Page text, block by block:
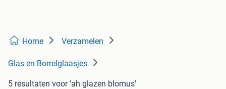
Home Verzamelen
Glas en Borrelglaasjes
5 resultaten voor 'ah glazen blomus'